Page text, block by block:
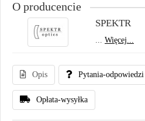
O producencie
SPEKTR
... Więcej...
Opis Pytania-odpowiedzi
Opłata-wysyłka